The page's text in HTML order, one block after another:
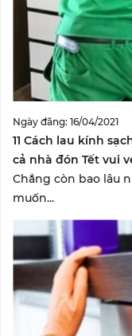
Ngày đăng: 16/04/2021
11 Cách lau kính
cả nhà đón Tết vui
Chẳng còn bao lâu
muốn...